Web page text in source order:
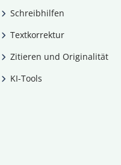
Schreibhilfen
Textkorrektur
Zitieren und Originalität
KI-Tools